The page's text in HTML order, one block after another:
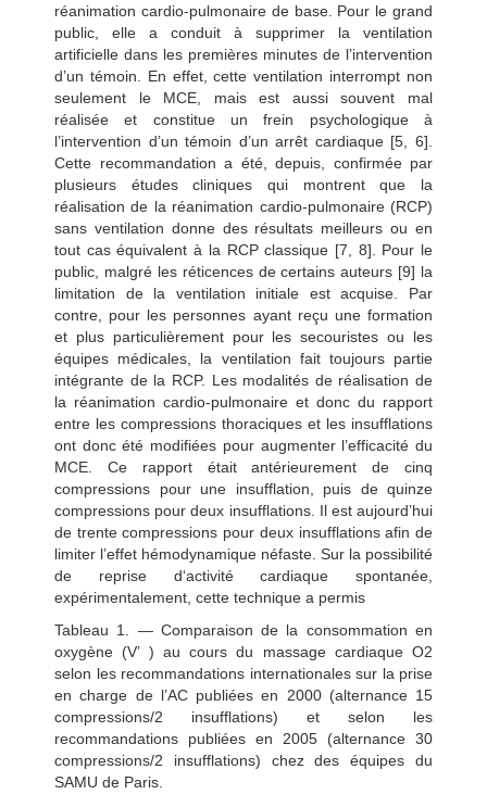
réanimation cardio-pulmonaire de base. Pour le grand
public, elle a conduit à supprimer la ventilation
artificielle dans les premières minutes de l’intervention
d’un témoin. En effet, cette ventilation interrompt non
seulement le MCE, mais est aussi souvent mal
réalisée et constitue un frein psychologique à
l’intervention d’un témoin d’un arrêt cardiaque [5, 6].
Cette recommandation a été, depuis, confirmée par
plusieurs études cliniques qui montrent que la
réalisation de la réanimation cardio-pulmonaire (RCP)
sans ventilation donne des résultats meilleurs ou en
tout cas équivalent à la RCP classique [7, 8]. Pour le
public, malgré les réticences de certains auteurs [9] la
limitation de la ventilation initiale est acquise. Par
contre, pour les personnes ayant reçu une formation
et plus particulièrement pour les secouristes ou les
équipes médicales, la ventilation fait toujours partie
intégrante de la RCP. Les modalités de réalisation de
la réanimation cardio-pulmonaire et donc du rapport
entre les compressions thoraciques et les insufflations
ont donc été modifiées pour augmenter l’efficacité du
MCE. Ce rapport était antérieurement de cinq
compressions pour une insufflation, puis de quinze
compressions pour deux insufflations. Il est aujourd’hui
de trente compressions pour deux insufflations afin de
limiter l’effet hémodynamique néfaste. Sur la possibilité
de reprise d‘activité cardiaque spontanée,
expérimentalement, cette technique a permis
Tableau 1. — Comparaison de la consommation en
oxygène (V’ ) au cours du massage cardiaque O2
selon les recommandations internationales sur la prise
en charge de l’AC publiées en 2000 (alternance 15
compressions/2 insufflations) et selon les
recommandations publiées en 2005 (alternance 30
compressions/2 insufflations) chez des équipes du
SAMU de Paris.